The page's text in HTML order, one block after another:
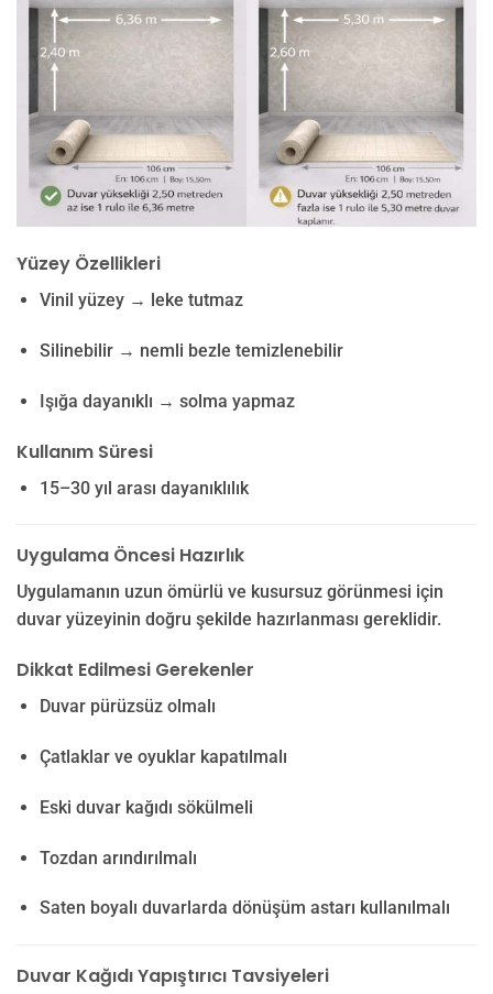
Yüzey Özellikleri
Vinil yüzey → leke tutmaz
Silinebilir → nemli bezle temizlenebilir
Işığa dayanıklı → solma yapmaz
Kullanım Süresi
15–30 yıl arası dayanıklılık
Uygulama Öncesi Hazırlık
Uygulamanın uzun ömürlü ve kusursuz görünmesi için
duvar yüzeyinin doğru şekilde hazırlanması gereklidir.
Dikkat Edilmesi Gerekenler
Duvar pürüzsüz olmalı
Çatlaklar ve oyuklar kapatılmalı
Eski duvar kağıdı sökülmeli
Tozdan arındırılmalı
Saten boyalı duvarlarda dönüşüm astarı kullanılmalı
Duvar Kağıdı Yapıştırıcı Tavsiyeleri